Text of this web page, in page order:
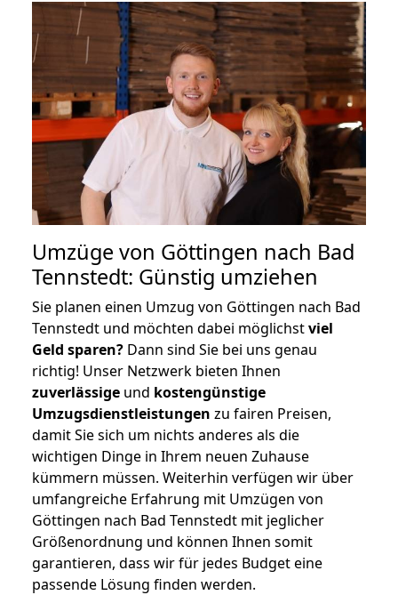
Umzüge von Göttingen nach Bad
Tennstedt: Günstig umziehen
Sie planen einen Umzug von Göttingen nach Bad
Tennstedt und möchten dabei möglichstviel
Geld sparen? Dann sind Sie bei uns genau
richtig! Unser Netzwerk bieten Ihnen
zuverlässige und kostengünstige
Umzugsdienstleistungen zu fairen Preisen,
damit Sie sich um nichts anderes als die
wichtigen Dinge in Ihrem neuen Zuhause
kümmern müssen. Weiterhin verfügen wir über
umfangreiche Erfahrung mit Umzügen von
Göttingen nach Bad Tennstedt mit jeglicher
Größenordnung und können Ihnen somit
garantieren, dass wir für jedes Budget eine
passende Lösung finden werden.